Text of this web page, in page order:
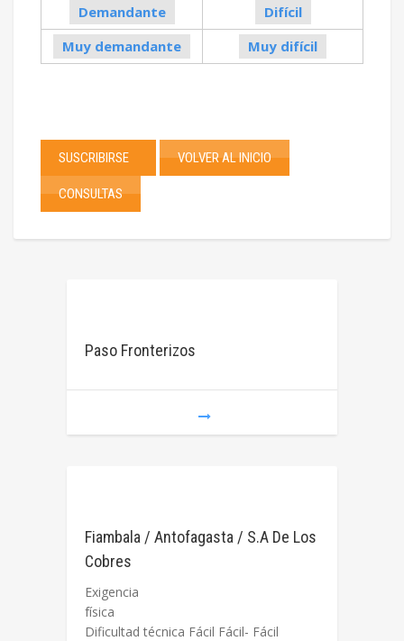
Demandante
Difícil
Muy demandante
Muy difícil
SUSCRIBIRSE VOLVER AL INICIO
CONSULTAS
Paso Fronterizos
Fiambala / Antofagasta / S.A De Los
Cobres
Exigencia
física
Dificultad técnica Fácil Fácil- Fácil